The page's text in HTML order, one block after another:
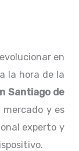
en
la hora de la
Santiago de
mercado y es
experto y